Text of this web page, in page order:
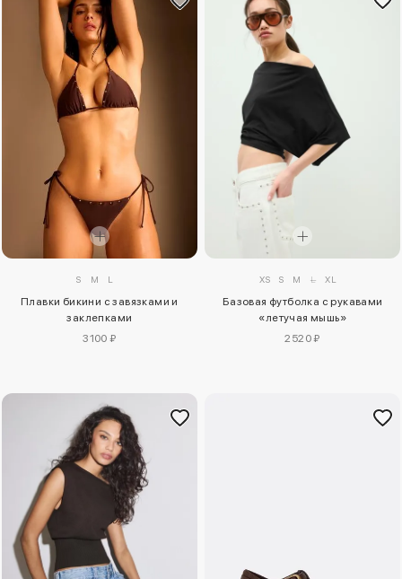
S M L
Плавки бикини с завязками и
заклепками
3100 ₽
XS S M L XL
Базовая футболка с рукавами
«летучая мышь»
2520 ₽